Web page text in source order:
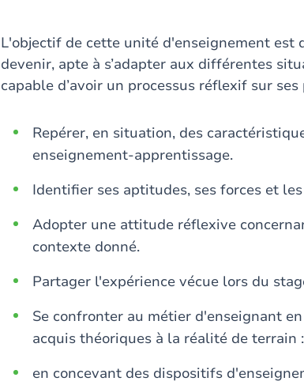
L'objectif de cette unité d'enseignement est
devenir, apte à s’adapter aux différentes
capable d’avoir un processus réflexif sur
Repérer, en situation, des
enseignement-apprentissage.
Identifier ses aptitudes, ses forces et
Adopter une attitude réflexive
contexte donné.
Partager l'expérience vécue lors du
Se confronter au métier d'enseignant
acquis théoriques à la réalité de terrain :
en concevant des dispositifs